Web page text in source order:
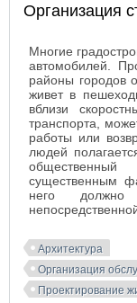
Организация
Многие
автомобилей.
районы городов
живет в
вблизи
транспорта,
работы или
людей
существенным
него
Архитектура
Организация
Проектирование